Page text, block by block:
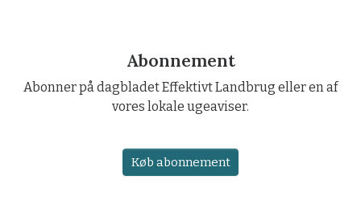
Abonnement
Abonner på dagbladet Effektivt Landbrug eller en af
vores lokale ugeaviser.
Køb abonnement